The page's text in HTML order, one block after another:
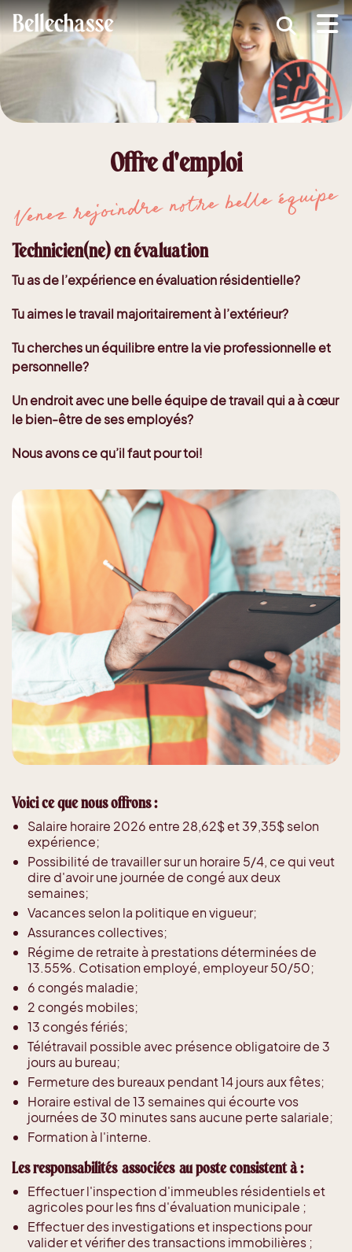
(MRC )
(Développement économique )
(Services )
(Guide d'accueil nouveaux arrivants )
Offre d'emploi
Venez rejoindre notre belle équipe
Technicien(ne) en évaluation
Tu as de l’expérience en évaluation résidentielle?
Tu aimes le travail majoritairement à l’extérieur?
Tu cherches un équilibre entre la vie professionnelle et
personnelle?
Un endroit avec une belle équipe de travail qui a à cœur
le bien-être de ses employés?
Nous avons ce qu’il faut pour toi!
Voici ce que nous offrons :
Salaire horaire 2026 entre 28,62$ et 39,35$ selon
expérience;
Possibilité de travailler sur un horaire 5/4, ce qui veut
dire d'avoir une journée de congé aux deux
semaines;
Vacances selon la politique en vigueur;
Assurances collectives;
Régime de retraite à prestations déterminées de
13.55%. Cotisation employé, employeur 50/50;
6 congés maladie;
2 congés mobiles;
13 congés fériés;
Télétravail possible avec présence obligatoire de 3
jours au bureau;
Fermeture des bureaux pendant 14 jours aux fêtes;
Horaire estival de 13 semaines qui écourte vos
journées de 30 minutes sans aucune perte salariale;
Formation à l'interne.
Les responsabilités associées au poste consistent à :
Effectuer l'inspection d'immeubles résidentiels et
agricoles pour les fins d'évaluation municipale ;
Effectuer des investigations et inspections pour
valider et vérifier des transactions immobilières ;